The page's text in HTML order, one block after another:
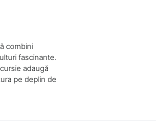
combini
fascinante.
adaugă
pe deplin de